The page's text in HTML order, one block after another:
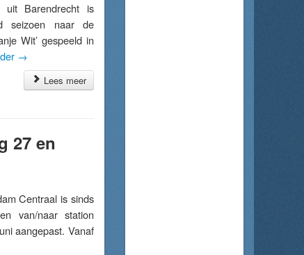
uit Barendrecht is
seizoen naar de
Wit’ gespeeld in
→
Lees meer
27 en
Centraal is sinds
van/naar station
aangepast. Vanaf